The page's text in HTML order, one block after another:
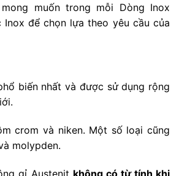
muốn trong mỗi Dòng Inox
Inox để chọn lựa theo yêu cầu của
biến nhất và được sử dụng rộng
crom và niken. Một số loại cũng
molypden.
gỉ Austenit không có từ tính khi